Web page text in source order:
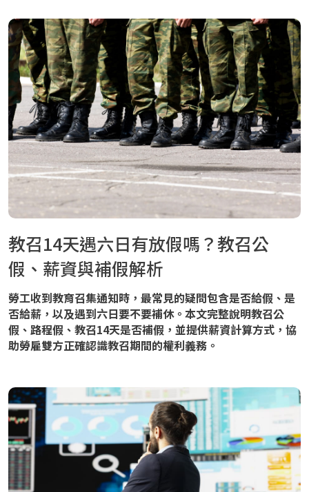
教召14天遇六日有放假嗎？教召公
假、薪資與補假解析
勞工收到教育召集通知時，最常見的疑問包含是否給假、是
否給薪，以及遇到六日要不要補休。本文完整說明教召公
假、路程假、教召14天是否補假，並提供薪資計算方式，協
助勞雇雙方正確認識教召期間的權利義務。